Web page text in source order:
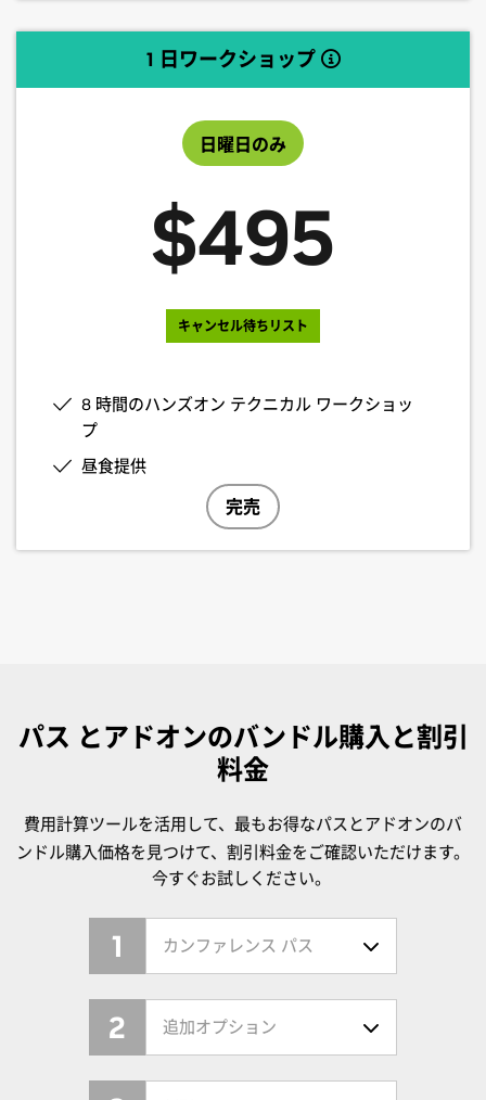
1 日ワークショップ
日曜日のみ
$495
キャンセル待ちリスト
8 時間のハンズオン テクニカル ワークショッ
プ
昼食提供
パス とアドオンのバンドル購入と割引
料金
費用計算ツールを活用して、最もお得なパスとアドオンのバ
ンドル購入価格を見つけて、割引料金をご確認いただけます。
今すぐお試しください。
1 カンファレンス パス
2 追加オプション